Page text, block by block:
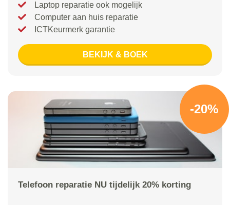
Laptop reparatie ook mogelijk
Computer aan huis reparatie
ICTKeurmerk garantie
BEKIJK & BOEK
-20%
Telefoon reparatie NU tijdelijk 20% korting